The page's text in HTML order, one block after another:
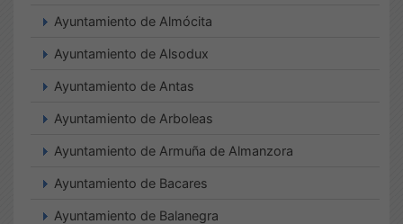
Ayuntamiento de Almócita
Ayuntamiento de Alsodux
Ayuntamiento de Antas
Ayuntamiento de Arboleas
Ayuntamiento de Armuña de Almanzora
Ayuntamiento de Bacares
Ayuntamiento de Balanegra